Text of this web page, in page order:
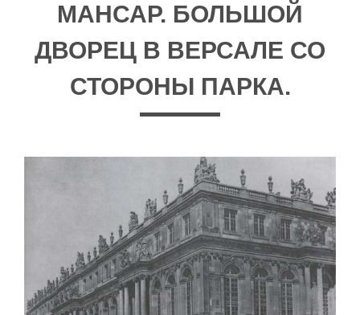
МАНСАР. БОЛЬШОЙ
ДВОРЕЦ В ВЕРСАЛЕ СО
СТОРОНЫ ПАРКА.